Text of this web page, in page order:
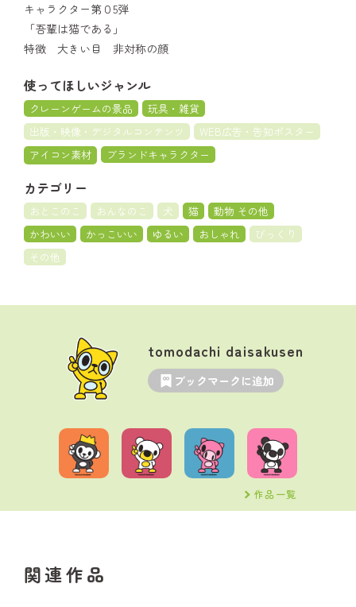
キャラクター第０5弾
「吾輩は猫である」
特徴 大きい目 非対称の顔
使ってほしいジャンル
クレーンゲームの景品
玩具・雑貨
出版・映像・デジタルコンテンツ
WEB広告・告知ポスター
アイコン素材
ブランドキャラクター
カテゴリー
おとこのこ おんなのこ 犬 猫
動物 その他
かわいい
かっこいい ゆるい おしゃれ
びっくり
その他
tomodachi daisakusen
ブックマークに追加
作品一覧
関連作品